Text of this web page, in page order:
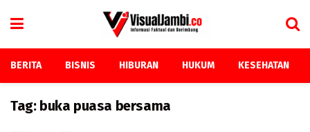
BERITA BISNIS HIBURAN HUKUM KESEHATAN
Tag: buka puasa bersama